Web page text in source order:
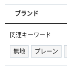
ブランド
関連キーワード
無地
プレーン